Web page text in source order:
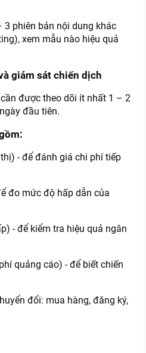
3 phiên bản nội dung khác
xem mẫu nào hiệu quả
giám sát chiến dịch
được theo dõi ít nhất 1 – 2
đầu tiên.
- để đánh giá chi phí tiếp
đo mức độ hấp dẫn của
- để kiểm tra hiệu quả ngân
quảng cáo) - để biết chiến
đổi: mua hàng, đăng ký,